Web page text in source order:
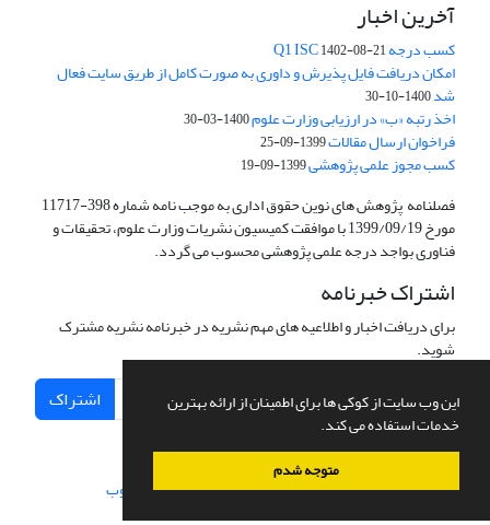
این وب سایت از کوکی ها برای اطمینان از ارائه بهترین
خدمات استفاده می کند.
متوجه شدم
آخرین اخبار
کسب درجه Q1 ISC1402-08-21
امکان دریافت فایل پذیرش و داوری به صورت کامل از طریق سایت فعال
شد1400-10-30
اخذ رتبه «ب» در ارزیابی وزارت علوم1400-03-30
فراخوان ارسال مقالات1399-09-25
کسب مجوز علمی پژوهشی1399-09-19
فصلنامه پژوهش های نوین حقوق اداری به موجب نامه شماره 398-11717
مورخ 1399/09/19 با موافقت کمیسیون نشریات وزارت علوم، تحقیقات و
فناوری بواجد درجه علمی پژوهشی محسوب می گردد.
اشتراک خبرنامه
برای دریافت اخبار و اطلاعیه های مهم نشریه در خبرنامه نشریه مشترک
شوید.
اشتراک
سامانه مدیریت نشریات علمی.طراحی و پیاده سازی از سیناوب